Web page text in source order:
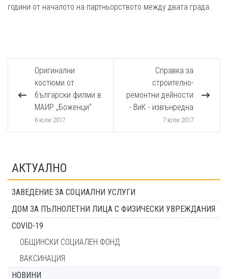
години от началото на партньорството между двата града.
Оригинални
костюми от
български филми в
МАИР „Боженци“
6 юли 2017
Справка за
строително-
ремонтни дейности
- ВиК - извънредна
7 юли 2017
АКТУАЛНО
ЗАВЕДЕНИЕ ЗА СОЦИАЛНИ УСЛУГИ
ДОМ ЗА ПЪЛНОЛЕТНИ ЛИЦА С ФИЗИЧЕСКИ УВРЕЖДАНИЯ
COVID-19
ОБЩИНСКИ СОЦИАЛЕН ФОНД
ВАКСИНАЦИЯ
НОВИНИ